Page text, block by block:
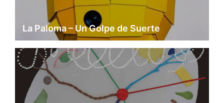
La Paloma – Un Golpe de Suerte